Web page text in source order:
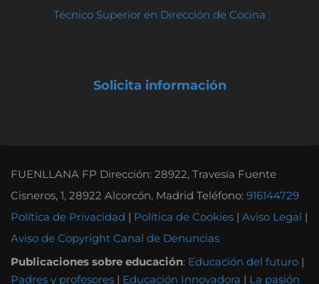
Técnico Superior en Dirección de Cocina
Solicita información
FUENLLANA FP Dirección: 28922, Travesía Fuente
Cisneros, 1, 28922 Alcorcón, Madrid Teléfono: 916144729
Política de Privacidad | Política de Cookies | Aviso Legal |
Aviso de Copyright Canal de Denuncias
Publicaciones sobre educación: Educación del futuro |
Padres y profesores | Educación Innovadora | La pasión